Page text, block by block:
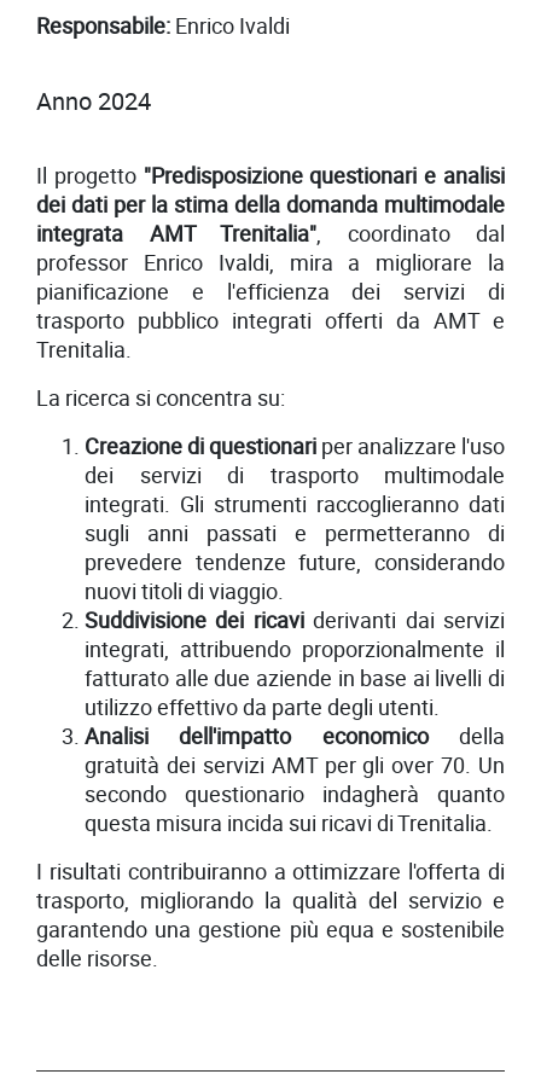
Responsabile: Enrico Ivaldi
Anno 2024
Il progetto "Predisposizione questionari e analisi
dei dati per la stima della domanda multimodale
integrata AMT Trenitalia", coordinato dal
professor Enrico Ivaldi, mira a migliorare la
pianificazione e l'efficienza dei servizi di
trasporto pubblico integrati offerti da AMT e
Trenitalia.
La ricerca si concentra su:
Creazione di questionari per analizzare l'uso
dei servizi di trasporto multimodale
integrati. Gli strumenti raccoglieranno dati
sugli anni passati e permetteranno di
prevedere tendenze future, considerando
nuovi titoli di viaggio.
Suddivisione dei ricaviderivanti dai servizi
integrati, attribuendo proporzionalmente il
fatturato alle due aziende in base ai livelli di
utilizzo effettivo da parte degli utenti.
Analisi dell'impatto economicodella
gratuità dei servizi AMT per gli over 70. Un
secondo questionario indagherà quanto
questa misura incida sui ricavi di Trenitalia.
I risultati contribuiranno a ottimizzare l'offerta di
trasporto, migliorando la qualità del servizio e
garantendo una gestione più equa e sostenibile
delle risorse.